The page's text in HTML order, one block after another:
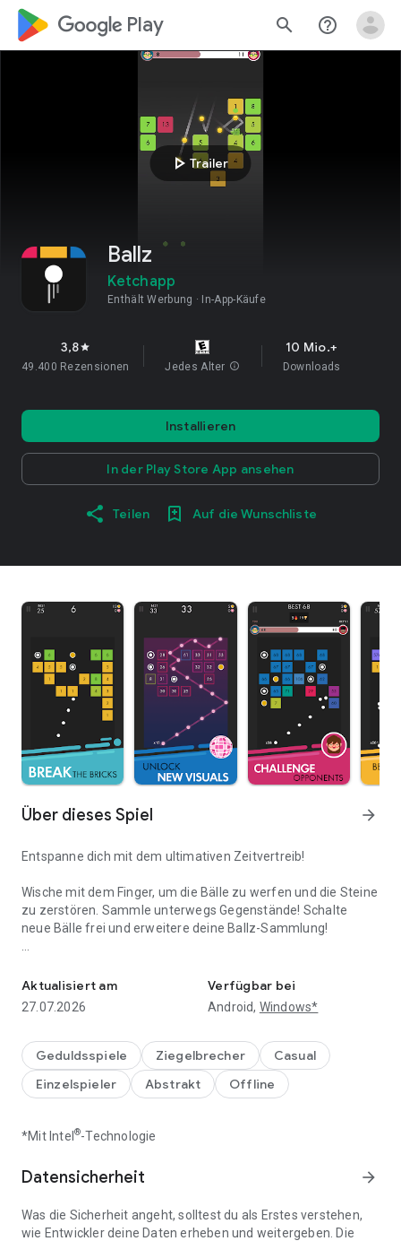
google_logo Play search help_outline
play_arrow Trailer
Ballz
Ketchapp
Enthält Werbung In-App-Käufe
3,8star
49.400 Rezensionen Jedes Alter info
10 Mio.+
Downloads
Installieren
In der Play Store App ansehen
Teilen Auf die Wunschliste
Über dieses Spiel arrow_forward
Entspanne dich mit dem ultimativen Zeitvertreib!
Wische mit dem Finger, um die Bälle zu werfen und die Steine
​​zu zerstören. Sammle unterwegs Gegenstände! Schalte
neue Bälle frei und erweitere deine Ballz-Sammlung!
🎳 Kostenlos spielbar
🏐 Einfache Ballsteuerung
🦾 Fordere deine Freunde heraus und knacke ihren Highscore!
😄 Endloser Spielspaß
🎱 Spiele auch ohne WLAN!
Aktualisiert am
27.07.2026
Verfügbar bei
Android, Windows*
Geduldsspiele Ziegelbrecher
Casual
Einzelspieler
Abstrakt Offline
*Mit Intel ®-Technologie
Datensicherheit arrow_forward
Was die Sicherheit angeht, solltest du als Erstes verstehen,
wie Entwickler deine Daten erheben und weitergeben. Die